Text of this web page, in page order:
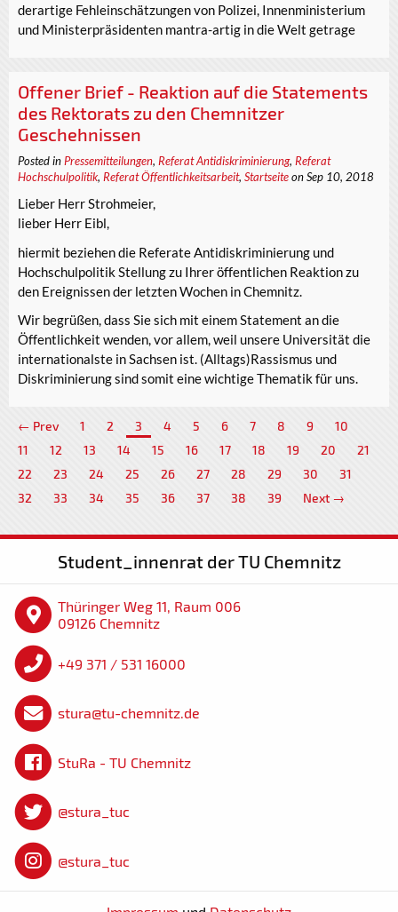
derartige Fehleinschätzungen von Polizei, Innenministerium
und Ministerpräsidenten mantra-artig in die Welt getrage
Offener Brief - Reaktion auf die Statements
des Rektorats zu den Chemnitzer
Geschehnissen
Posted in Pressemitteilungen, Referat Antidiskriminierung, Referat
Hochschulpolitik, Referat Öffentlichkeitsarbeit, Startseiteon Sep 10, 2018
Lieber Herr Strohmeier,
lieber Herr Eibl,
hiermit beziehen die Referate Antidiskriminierung und
Hochschulpolitik Stellung zu Ihrer öffentlichen Reaktion zu
den Ereignissen der letzten Wochen in Chemnitz.
Wir begrüßen, dass Sie sich mit einem Statement an die
Öffentlichkeit wenden, vor allem, weil unsere Universität die
internationalste in Sachsen ist. (Alltags)Rassismus und
Diskriminierung sind somit eine wichtige Thematik für uns.
← Prev 1 2 3 4 5 6 7 8 9
10
11
12 13 14 15 16 17 18 19 20
21
22
23 24 25 26 27 28 29 30
31
32
33 34 35 36 37 38 39 Next →
Student_innenrat der TU Chemnitz
Thüringer Weg 11, Raum 006
09126 Chemnitz
+49 371 / 531 16000
stura@tu-chemnitz.de
StuRa - TU Chemnitz
@stura_tuc
@stura_tuc